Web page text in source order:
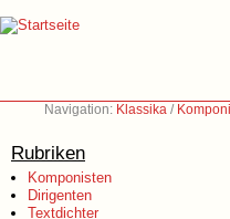
Navigation: Klassika /
Rubriken
Komponisten
Dirigenten
Textdichter